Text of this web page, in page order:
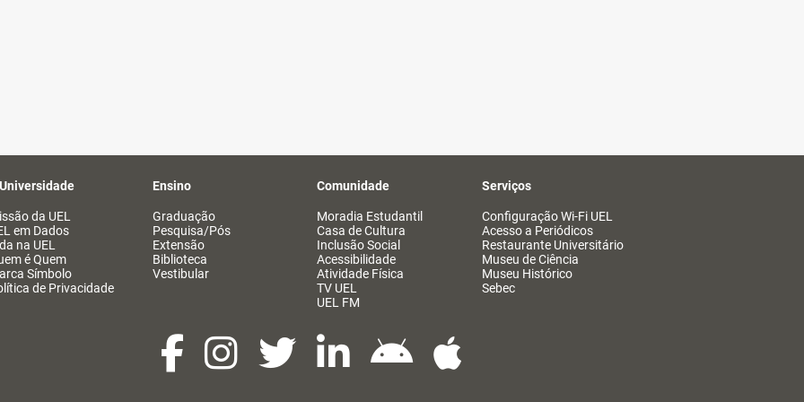
da UEL
em Dados
na UEL
é Quem
Símbolo
de Privacidade
Ensino
Graduação
Pesquisa/Pós
Extensão
Biblioteca
Vestibular
Comunidade
Moradia Estudantil
Casa de Cultura
Inclusão Social
Acessibilidade
Atividade Física
TV UEL
UEL FM
Serviços
Configuração Wi-Fi UEL
Acesso a Periódicos
Restaurante Universitário
Museu de Ciência
Museu Histórico
Sebec